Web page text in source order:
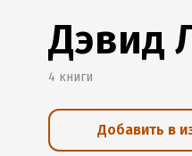
Дэвид
4 книги
Добавить в